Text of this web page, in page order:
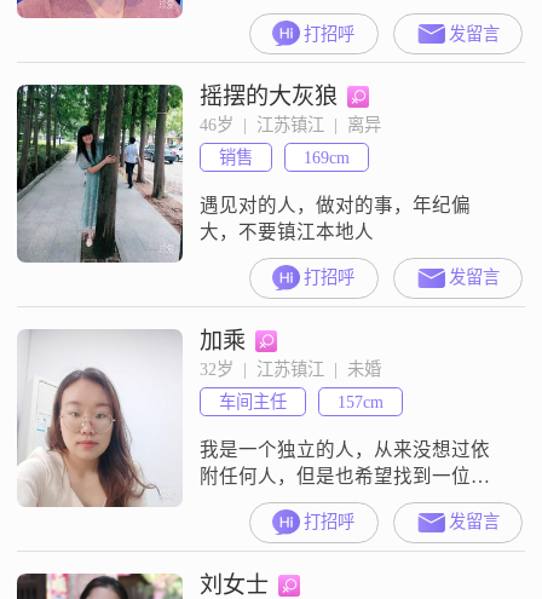
是人是鬼，你待我真心或敷行，我
心如明镜，我只为我的喜欢再装傻
一程，我与春风皆过客，你携秋水
揽星河，三生有幸遇见你，纵使悲
凉也是情
打招呼 发留言
摇摆的大灰狼
46岁  |  江苏镇江  |  离异
销售
169cm
遇见对的人，做对的事，年纪偏
大，不要镇江本地人
打招呼 发留言
加乘
32岁  |  江苏镇江  |  未婚
车间主任
157cm
我是一个独立的人，从来没想过依
附任何人，但是也希望找到一位能
相互鼓励帮助的伴侣，希望能够相
伴一生，对未来充满希望和期待
打招呼 发留言
刘女士